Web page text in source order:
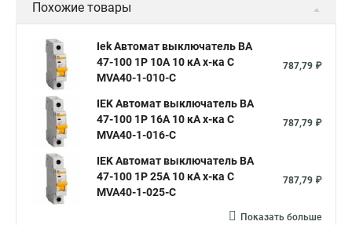
Похожие товары
Iek Автомат выключатель ВА
47-100 1Р 10А 10 кА х-ка С
MVA40-1-010-C
787,79 ₽
IEK Автомат выключатель ВА
47-100 1Р 16А 10 кА х-ка С
MVA40-1-016-C
787,79 ₽
IEK Автомат выключатель ВА
47-100 1Р 25А 10 кА х-ка С
MVA40-1-025-C
787,79 ₽
Показать больше